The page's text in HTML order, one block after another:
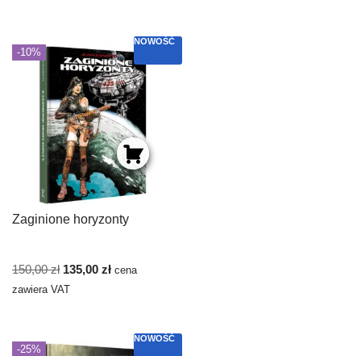
-10%
Zaginione horyzonty
NOWOŚĆ
150,00zł 135,00 zł cena
zawiera VAT
-25%
NOWOŚĆ